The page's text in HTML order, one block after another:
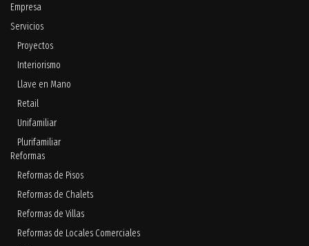
Empresa
Servicios
Proyectos
Interiorismo
Llave en Mano
Retail
Unifamiliar
Plurifamiliar
Reformas
Reformas de Pisos
Reformas de Chalets
Reformas de Villas
Reformas de Locales Comerciales